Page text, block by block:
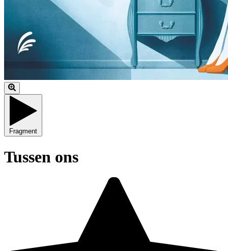
Fragment
Tussen ons